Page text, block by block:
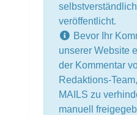
veröffentlicht.
Bevor Ihr
unserer Website
der Kommentar
Redaktions-
MAILS zu
manuell